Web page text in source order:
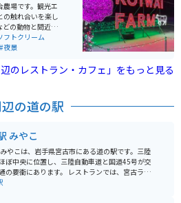
場です。観光エ
の触れ合いを楽し
どの動物と間近で
た体験プログラ
や農場野菜の収
にも指定されてお
す。特に、国の重
ロは必見です。農
きるレストラン
メニューが揃っ
色を楽しみなが
トです。
フトクリーム
#夜景
辺のレストラン・カフェ」をもっと見る
の道の駅
みやこ
やこは、岩手県宮古市にある道の駅です。三陸
ぼ中央に位置し、三陸自動車道と国道45号が交
あります。 レストランでは、宮古ラー
ドンなどの地元グルメを味わえます。また、物